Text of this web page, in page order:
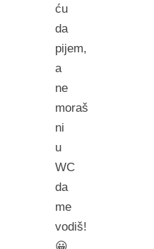
ću
da
pijem,
a
ne
moraš
ni
u
WC
da
me
vodiš!